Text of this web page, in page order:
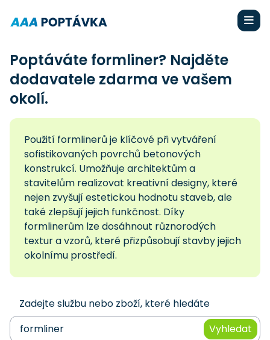
Poptáváte formliner? Najděte
dodavatele zdarma ve vašem
okolí.
Použití formlinerů je klíčové při vytváření
sofistikovaných povrchů betonových
konstrukcí. Umožňuje architektům a
stavitelům realizovat kreativní designy, které
nejen zvyšují estetickou hodnotu staveb, ale
také zlepšují jejich funkčnost. Díky
formlinerům lze dosáhnout různorodých
textur a vzorů, které přizpůsobují stavby jejich
okolnímu prostředí.
Zadejte službu nebo zboží, které hledáte
Vyhledat